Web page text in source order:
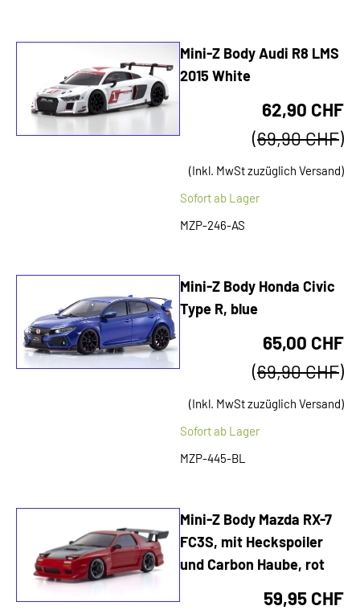
Mini-Z Body Audi R8 LMS
2015 White
62,90 CHF
(69,90 CHF)
(Inkl. MwSt zuzüglich Versand)
Sofort ab Lager
MZP-246-AS
Mini-Z Body Honda Civic
Type R, blue
65,00 CHF
(69,90 CHF)
(Inkl. MwSt zuzüglich Versand)
Sofort ab Lager
MZP-445-BL
Mini-Z Body Mazda RX-7
FC3S, mit Heckspoiler
und Carbon Haube, rot
59,95 CHF